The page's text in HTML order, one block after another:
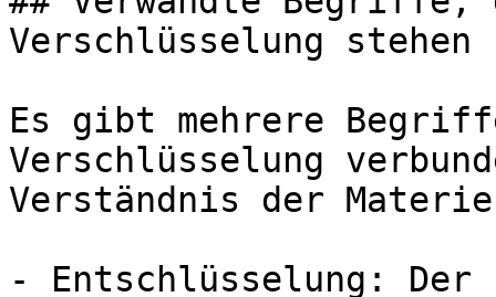
Verschlüsselung stehen
Es gibt mehrere
Verschlüsselung
Verständnis der
- Entschlüsselung: Der